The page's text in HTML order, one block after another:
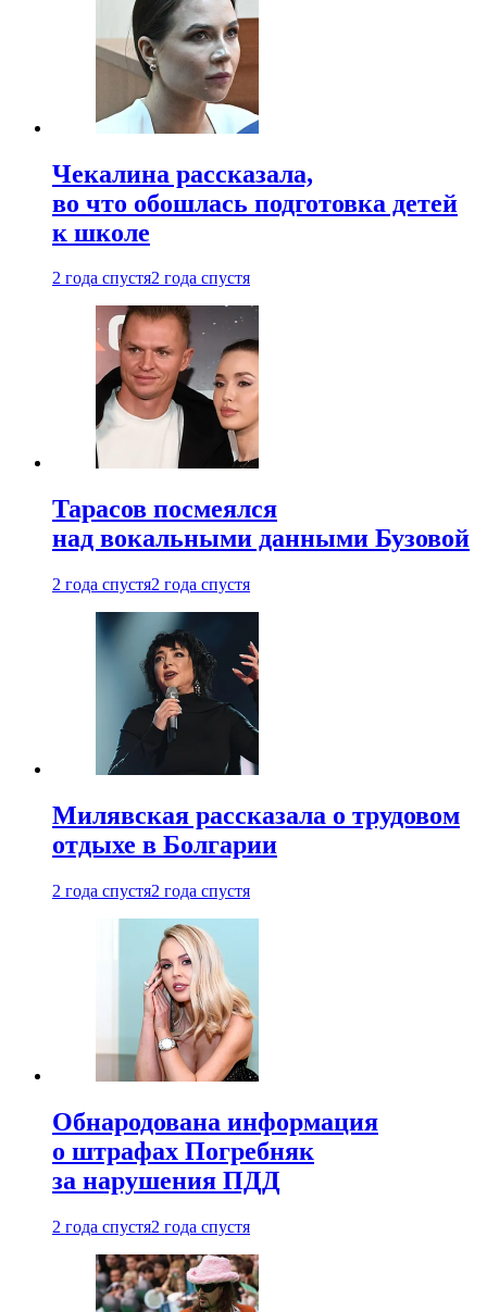
Чекалина рассказала,
во что обошлась подготовка детей
к школе
2 года спустя2 года спустя
Тарасов посмеялся
над вокальными данными Бузовой
2 года спустя2 года спустя
Милявская рассказала о трудовом
отдыхе в Болгарии
2 года спустя2 года спустя
Обнародована информация
о штрафах Погребняк
за нарушения ПДД
2 года спустя2 года спустя